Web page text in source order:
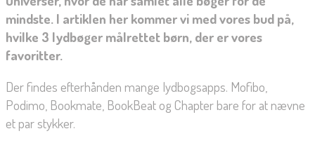
mindste. I artiklen her kommer vi med vores bud på,
hvilke 3 lydbøger målrettet børn, der er vores
favoritter.
Der findes efterhånden mange lydbogsapps. Mofibo,
Podimo, Bookmate, BookBeat og Chapter bare for at nævne
et par stykker.